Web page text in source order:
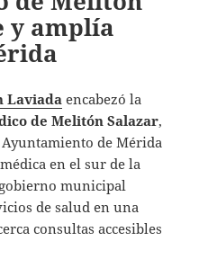
y amplía
Laviada encabezó la
de Melitón Salazar,
de Mérida
en el sur de la
municipal
de salud en una
consultas accesibles